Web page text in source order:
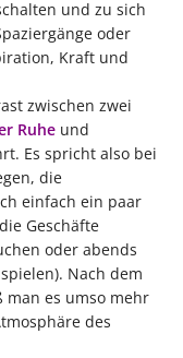
und zu sich
oder
Kraft und
zwischen zwei
Ruhe und
Es spricht also bei
die
einfach ein paar
Geschäfte
oder abends
Nach dem
man es umso mehr
des